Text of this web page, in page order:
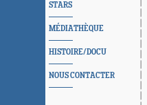
STARS
MÉDIATHÈQUE
HISTOIRE/DOCU
NOUS CONTACTER